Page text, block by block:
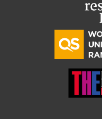
EURAXESS RSU
EATRIS koordinators